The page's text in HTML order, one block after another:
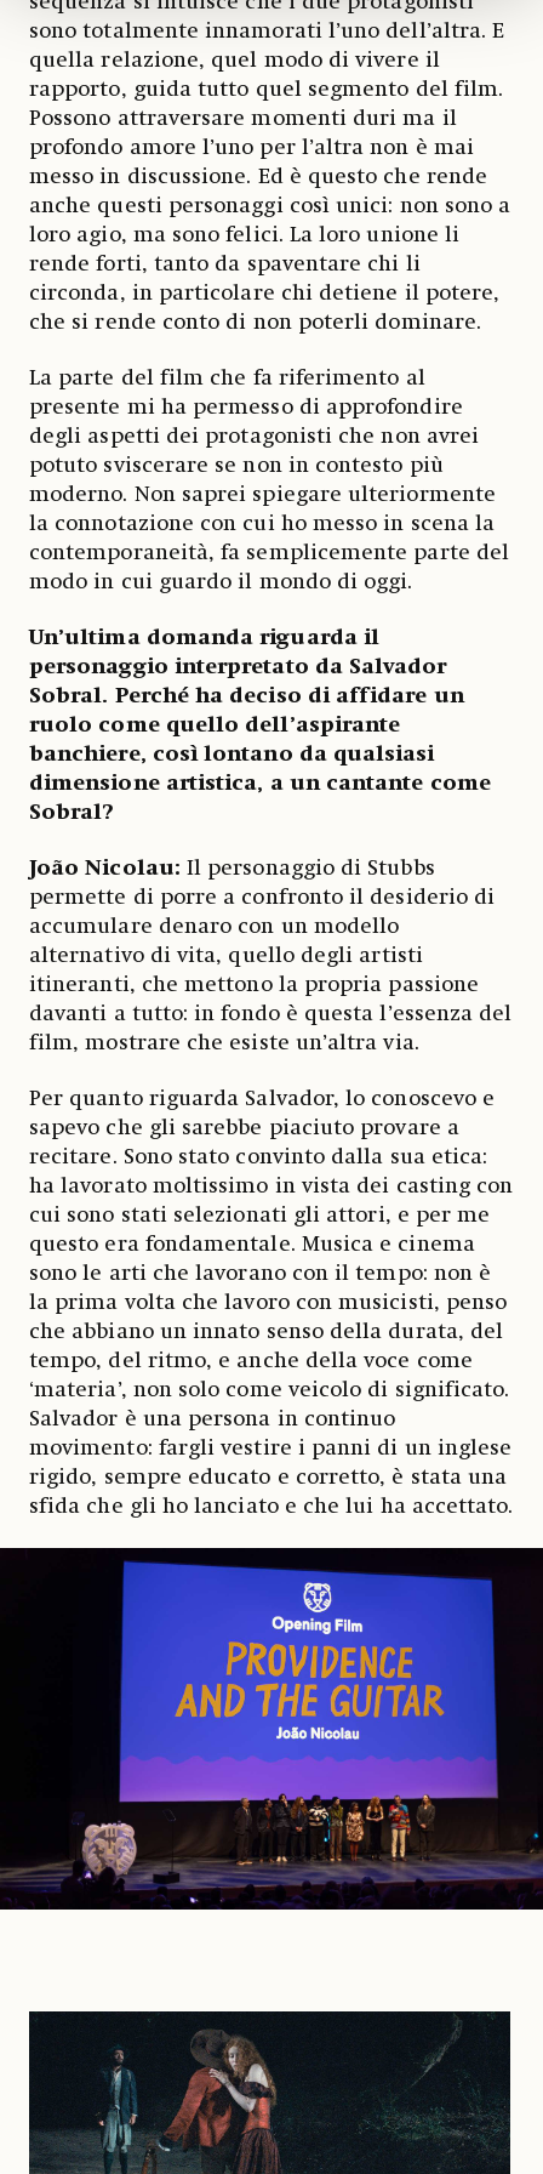
sono totalmente innamorati l’uno dell’altra. E
quella relazione, quel modo di vivere il
rapporto, guida tutto quel segmento del film.
Possono attraversare momenti duri ma il
profondo amore l’uno per l’altra non è mai
messo in discussione. Ed è questo che rende
anche questi personaggi così unici: non sono a
loro agio, ma sono felici. La loro unione li
rende forti, tanto da spaventare chi li
circonda, in particolare chi detiene il potere,
che si rende conto di non poterli dominare.
La parte del film che fa riferimento al
presente mi ha permesso di approfondire
degli aspetti dei protagonisti che non avrei
potuto sviscerare se non in contesto più
moderno. Non saprei spiegare ulteriormente
la connotazione con cui ho messo in scena la
contemporaneità, fa semplicemente parte del
modo in cui guardo il mondo di oggi.
Un’ultima domanda riguarda il
personaggio interpretato da Salvador
Sobral. Perché ha deciso di affidare un
ruolo come quello dell’aspirante
banchiere, così lontano da qualsiasi
dimensione artistica, a un cantante come
Sobral?
João Nicolau: Il personaggio di Stubbs
permette di porre a confronto il desiderio di
accumulare denaro con un modello
alternativo di vita, quello degli artisti
itineranti, che mettono la propria passione
davanti a tutto: in fondo è questa l’essenza del
film, mostrare che esiste un’altra via.
Per quanto riguarda Salvador, lo conoscevo e
sapevo che gli sarebbe piaciuto provare a
recitare. Sono stato convinto dalla sua etica:
ha lavorato moltissimo in vista dei casting con
cui sono stati selezionati gli attori, e per me
questo era fondamentale. Musica e cinema
sono le arti che lavorano con il tempo: non è
la prima volta che lavoro con musicisti, penso
che abbiano un innato senso della durata, del
tempo, del ritmo, e anche della voce come
‘materia’, non solo come veicolo di significato.
Salvador è una persona in continuo
movimento: fargli vestire i panni di un inglese
rigido, sempre educato e corretto, è stata una
sfida che gli ho lanciato e che lui ha accettato.